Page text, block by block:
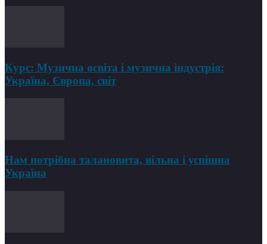
Курс: Музична освіта і музична індустрія:
Україна, Європа, світ
Нам потрібна талановита, вільна і успішна
Україна